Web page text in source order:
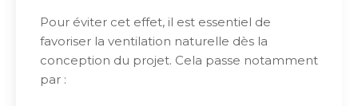
Pour éviter cet effet, il est essentiel de
favoriser la ventilation naturelle dès la
conception du projet. Cela passe notamment
par :